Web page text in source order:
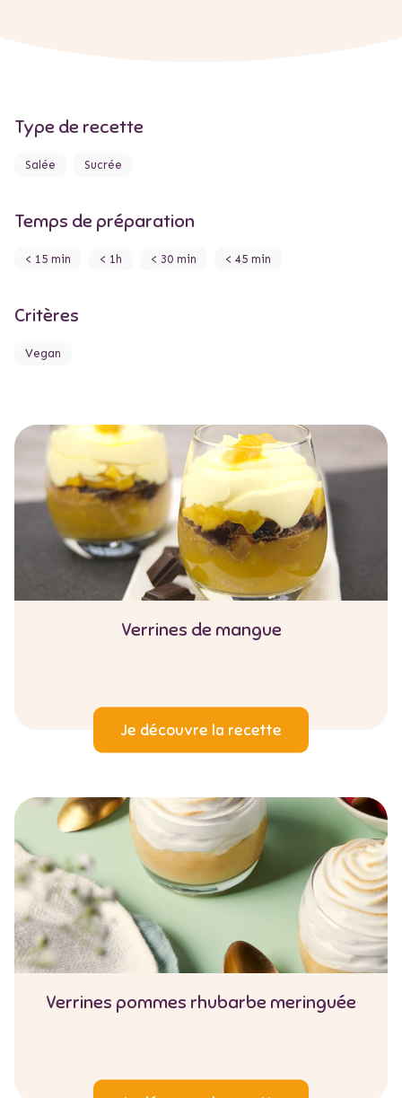
Type de recette
Salée Sucrée
Temps de préparation
< 15 min < 1h < 30 min < 45 min
Critères
Vegan
Verrines de mangue
Je découvre la recette
Verrines pommes rhubarbe meringuée